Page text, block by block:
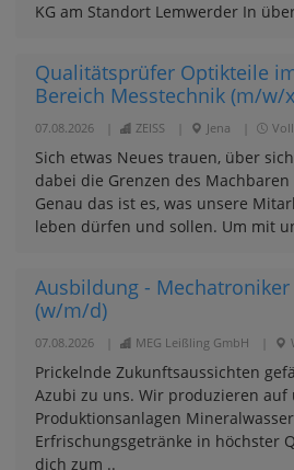
KG am Standort Lemwerder In
Qualitätsprüfer Optikteile
Bereich Messtechnik (m/w/
07.08.2026 ZEISS Jena
Sich etwas Neues trauen, über
dabei die Grenzen des
Genau das ist es, was unsere
leben dürfen und sollen. Um mit
Ausbildung - Mechatroniker
(w/m/d)
07.08.2026 MEG Leißling GmbH
Prickelnde Zukunftsaussichten
Azubi zu uns. Wir produzieren auf
Produktionsanlagen
Erfrischungsgetränke in höchster
dich zum ..